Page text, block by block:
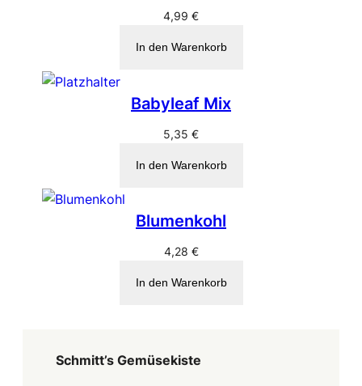
4,99 €
In den Warenkorb
Babyleaf Mix
5,35 €
In den Warenkorb
Blumenkohl
4,28 €
In den Warenkorb
Schmitt’s Gemüsekiste